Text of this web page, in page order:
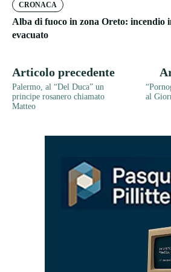
CRONACA
Alba di fuoco in zona Oreto: incendio
evacuato
Articolo precedente
Palermo, al “Del Duca” un
principe rosanero chiamato
Matteo
al